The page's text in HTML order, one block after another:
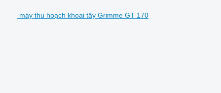
máy thu hoạch khoai tây Grimme GT 170